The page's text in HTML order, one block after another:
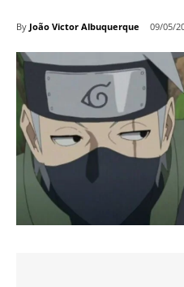
By João Victor Albuquerque 09/05/